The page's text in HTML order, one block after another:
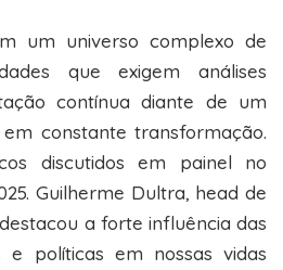
um universo complexo de
que exigem análises
contínua diante de um
constante transformação.
discutidos em painel no
Guilherme Dultra, head de
a forte influência das
e políticas em nossas vidas